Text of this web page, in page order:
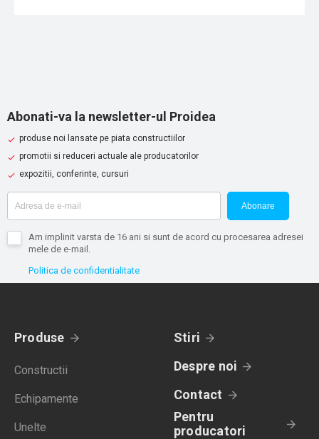
Abonati-va la newsletter-ul Proidea
produse noi lansate pe piata constructiilor
promotii si reduceri actuale ale producatorilor
expozitii, conferinte, cursuri
Abonare
Am implinit varsta de 16 ani si sunt de acord cu procesarea adresei
mele de e-mail.
Politica de confidentialitate
Produse
Constructii
Echipamente
Unelte
Stiri
Despre noi
Contact
Pentru
producatori